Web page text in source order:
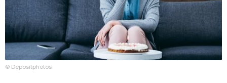
© Depositphotos